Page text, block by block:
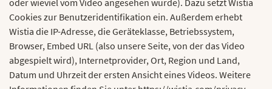
oder wieviel vom Video angesehen wurde). Dazu setzt Wistia
Cookies zur Benutzeridentifikation ein. Außerdem erhebt
Wistia die IP-Adresse, die Geräteklasse, Betriebssystem,
Browser, Embed URL (also unsere Seite, von der das Video
abgespielt wird), Internetprovider, Ort, Region und Land,
Datum und Uhrzeit der ersten Ansicht eines Videos. Weitere